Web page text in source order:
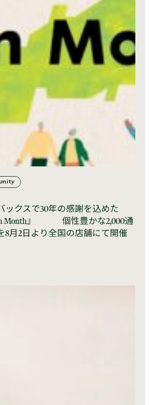
ックスで30年の感謝を込めた
Month』 個性豊かな2,000通
8月2日より全国の店舗にて開催